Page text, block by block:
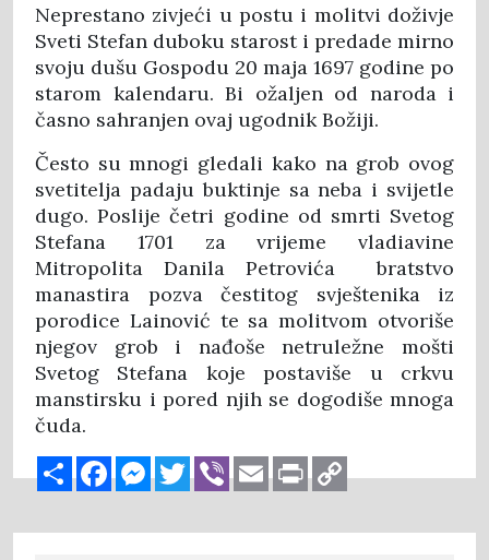
Neprestano zivjeći u postu i molitvi doživje
Sveti Stefan duboku starost i predade mirno
svoju dušu Gospodu 20 maja 1697 godine po
starom kalendaru. Bi ožaljen od naroda i
časno sahranjen ovaj ugodnik Božiji.
Često su mnogi gledali kako na grob ovog
svetitelja padaju buktinje sa neba i svijetle
dugo. Poslije četri godine od smrti Svetog
Stefana 1701 za vrijeme vladiavine
Mitropolita Danila Petrovića bratstvo
manastira pozva čestitog svještenika iz
porodice Lainović te sa molitvom otvoriše
njegov grob i nađoše netruležne mošti
Svetog Stefana koje postaviše u crkvu
manstirsku i pored njih se dogodiše mnoga
čuda.
ShareFacebook
Messenger
Twitter
ViberEmailPrint
Link